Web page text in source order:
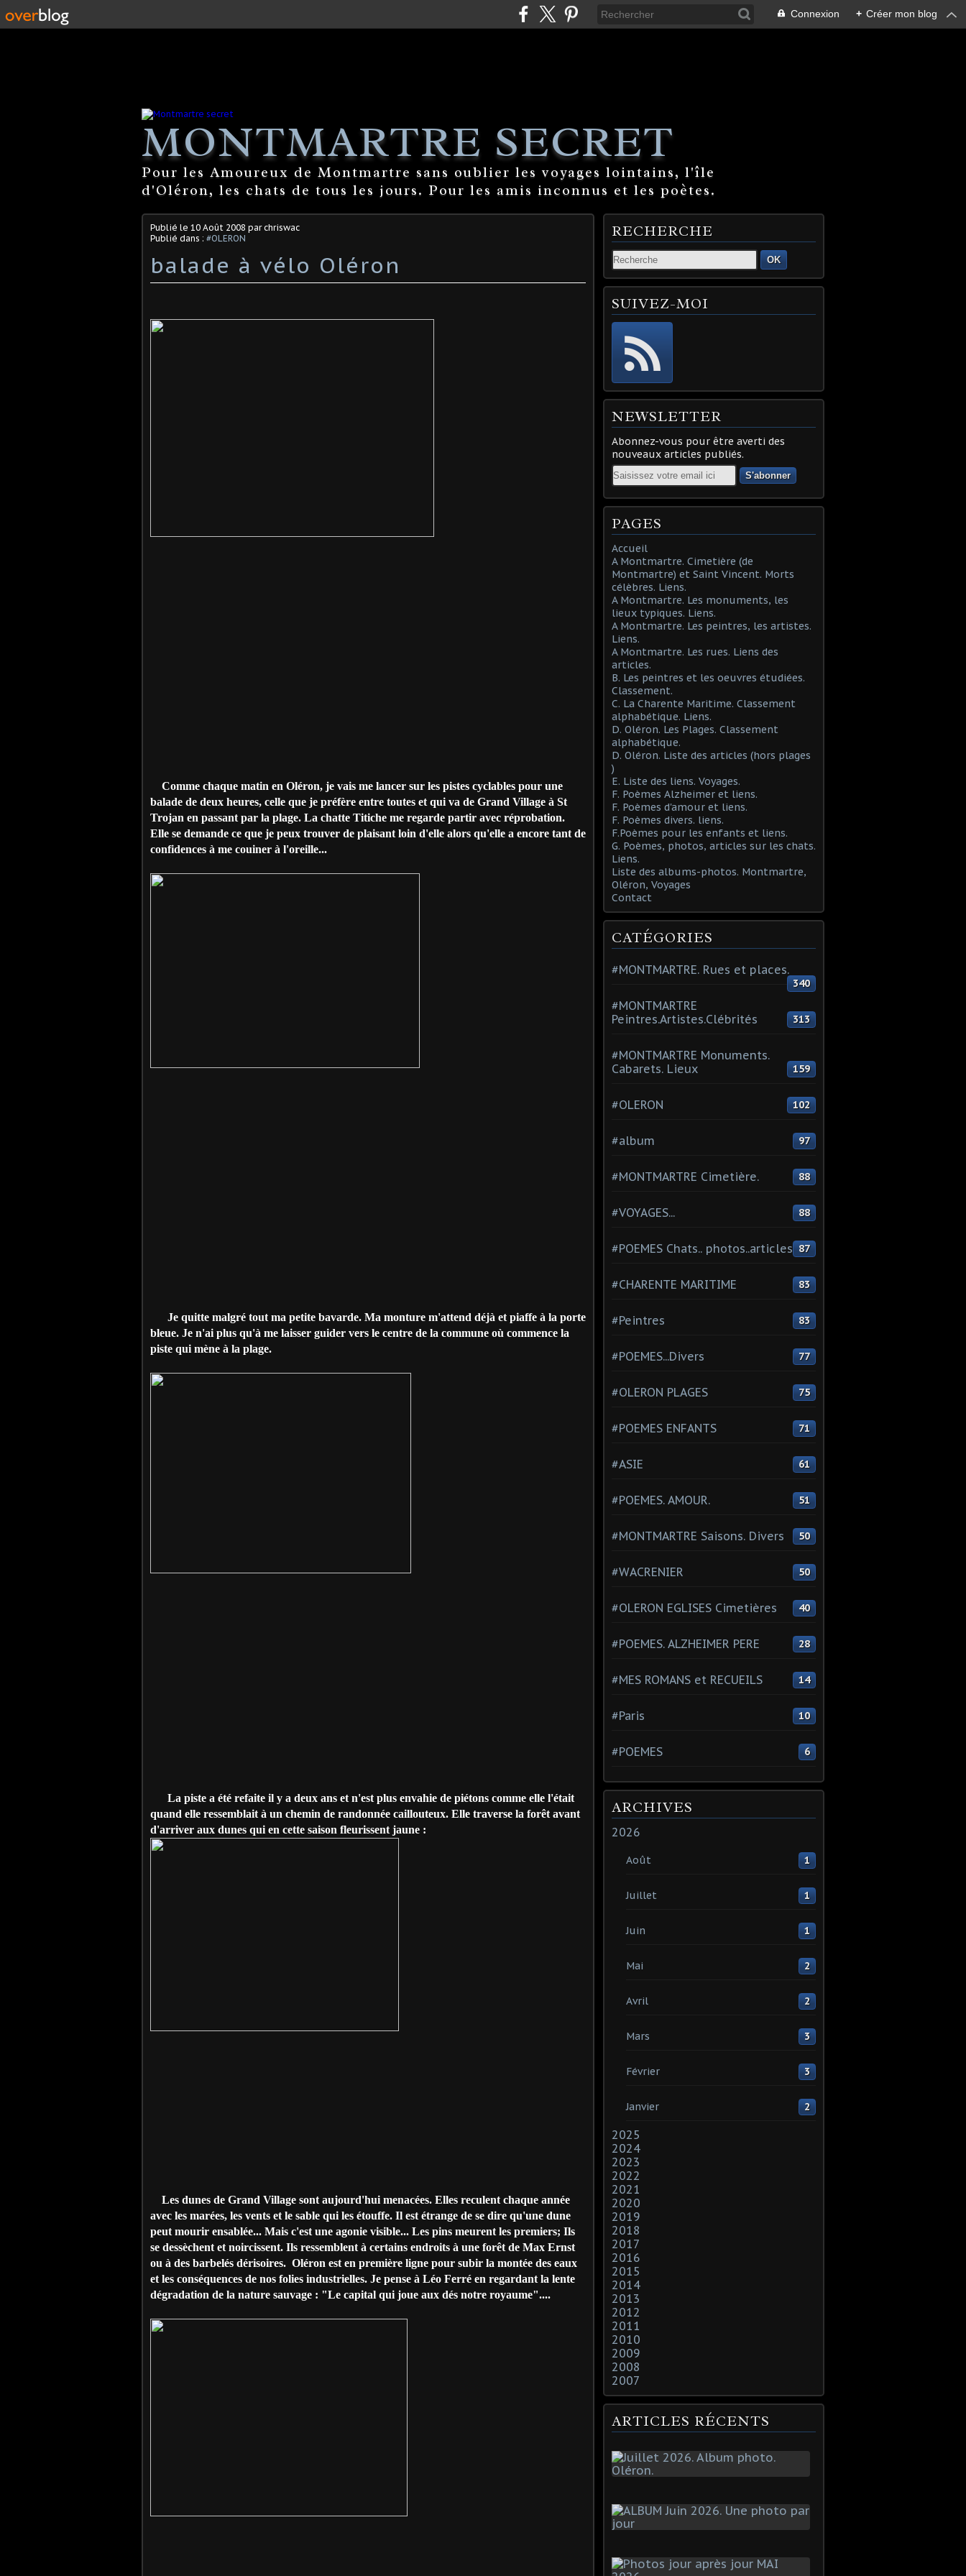
Connexion + Créer mon blog
MONTMARTRE SECRET
Pour les Amoureux de Montmartre sans oublier les voyages lointains, l'île
d'Oléron, les chats de tous les jours. Pour les amis inconnus et les poètes.
Publié le 10 Août 2008 par chriswac
Publié dans : #OLERON
balade à vélo Oléron
Comme chaque matin en Oléron, je vais me lancer sur les pistes cyclables pour une
balade de deux heures, celle que je préfère entre toutes et qui va de Grand Village à St
Trojan en passant par la plage. La chatte Titiche me regarde partir avec réprobation.
Elle se demande ce que je peux trouver de plaisant loin d'elle alors qu'elle a encore tant de
confidences à me couiner à l'oreille...
Je quitte malgré tout ma petite bavarde. Ma monture m'attend déjà et piaffe à la porte
bleue. Je n'ai plus qu'à me laisser guider vers le centre de la commune où commence la
piste qui mène à la plage.
La piste a été refaite il y a deux ans et n'est plus envahie de piétons comme elle l'était
quand elle ressemblait à un chemin de randonnée caillouteux. Elle traverse la forêt avant
d'arriver aux dunes qui en cette saison fleurissent jaune :
Les dunes de Grand Village sont aujourd'hui menacées. Elles reculent chaque année
avec les marées, les vents et le sable qui les étouffe. Il est étrange de se dire qu'une dune
peut mourir ensablée... Mais c'est une agonie visible... Les pins meurent les premiers; Ils
se dessèchent et noircissent. Ils ressemblent à certains endroits à une forêt de Max Ernst
ou à des barbelés dérisoires. Oléron est en première ligne pour subir la montée des eaux
et les conséquences de nos folies industrielles. Je pense à Léo Ferré en regardant la lente
dégradation de la nature sauvage : "Le capital qui joue aux dés notre royaume"....
RECHERCHE
OK
SUIVEZ-MOI
NEWSLETTER
Abonnez-vous pour être averti des
nouveaux articles publiés.
Email
PAGES
Accueil
A Montmartre. Cimetière (de
Montmartre) et Saint Vincent. Morts
célèbres. Liens.
A Montmartre. Les monuments, les
lieux typiques. Liens.
A Montmartre. Les peintres, les artistes.
Liens.
A Montmartre. Les rues. Liens des
articles.
B. Les peintres et les oeuvres étudiées.
Classement.
C. La Charente Maritime. Classement
alphabétique. Liens.
D. Oléron. Les Plages. Classement
alphabétique.
D. Oléron. Liste des articles (hors plages
)
E. Liste des liens. Voyages.
F. Poèmes Alzheimer et liens.
F. Poèmes d'amour et liens.
F. Poèmes divers. liens.
F.Poèmes pour les enfants et liens.
G. Poèmes, photos, articles sur les chats.
Liens.
Liste des albums-photos. Montmartre,
Oléron, Voyages
Contact
CATÉGORIES
#MONTMARTRE. Rues et places.
340
#MONTMARTRE
Peintres.Artistes.Clébrités
313
#MONTMARTRE Monuments.
Cabarets. Lieux
159
#OLERON 102
#album 97
#MONTMARTRE Cimetière. 88
#VOYAGES... 88
#POEMES Chats.. photos..articles 87
#CHARENTE MARITIME 83
#Peintres 83
#POEMES...Divers 77
#OLERON PLAGES 75
#POEMES ENFANTS 71
#ASIE 61
#POEMES. AMOUR. 51
#MONTMARTRE Saisons. Divers 50
#WACRENIER 50
#OLERON EGLISES Cimetières 40
#POEMES. ALZHEIMER PERE 28
#MES ROMANS et RECUEILS 14
#Paris 10
#POEMES 6
ARCHIVES
2026
Août 1
Juillet 1
Juin 1
Mai 2
Avril 2
Mars 3
Février 3
Janvier 2
2025
2024
2023
2022
2021
2020
2019
2018
2017
2016
2015
2014
2013
2012
2011
2010
2009
2008
2007
ARTICLES RÉCENTS